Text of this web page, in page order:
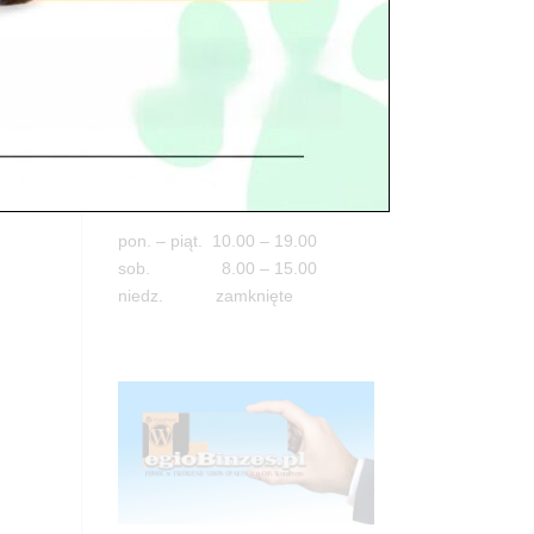
05-100 Nowy Dwór Mazowiecki
tel. 503 900 215
pon. – piąt. 10.00 – 19.00
sob. 8.00 – 15.00
niedz. zamknięte